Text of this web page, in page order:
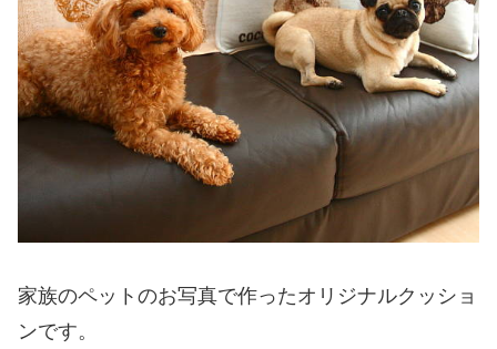
家族のペットのお写真で作ったオリジナルクッショ
ンです。